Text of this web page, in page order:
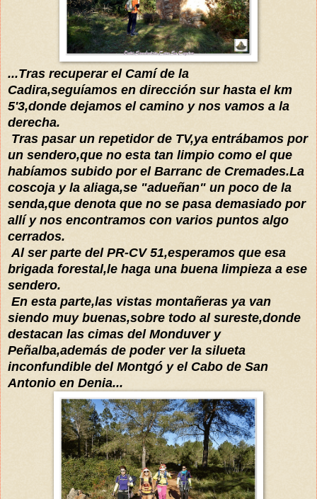
...Tras recuperar el Camí de la
Cadira,seguíamos en dirección sur hasta el km
5'3,donde dejamos el camino y nos vamos a la
derecha.
Tras pasar un repetidor de TV,ya entrábamos por
un sendero,que no esta tan limpio como el que
habíamos subido por el Barranc de Cremades.La
coscoja y la aliaga,se "adueñan" un poco de la
senda,que denota que no se pasa demasiado por
allí y nos encontramos con varios puntos algo
cerrados.
Al ser parte del PR-CV 51,esperamos que esa
brigada forestal,le haga una buena limpieza a ese
sendero.
En esta parte,las vistas montañeras ya van
siendo muy buenas,sobre todo al sureste,donde
destacan las cimas del Monduver y
Peñalba,además de poder ver la silueta
inconfundible del Montgó y el Cabo de San
Antonio en Denia...